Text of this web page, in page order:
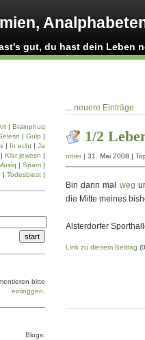
gut, du hast dein Leben
... neuere Einträge
1/2
nnier| 31. Mai 2008 |
Bin dann mal weg
die Mitte meines
Alsterdorfer
Link zu diesem Beitrag
| Brainphuq
| Gulp |
| In echt | Ja
| Klar jewesn |
| Spam |
| Todesbiest |
bitte
einloggen
Blogs: